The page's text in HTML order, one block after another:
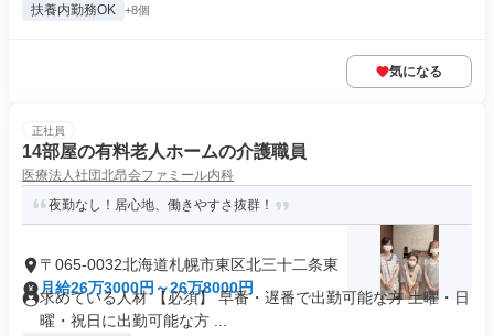
扶養内勤務OK +8個
気になる
正社員
14部屋の有料老人ホームの介護職員
医療法人社団北昂会ファミール内科
夜勤なし！居心地、働きやすさ抜群！
〒065-0032北海道札幌市東区北三十二条東
月給26万3000円～26万8000円
求めている人材 【必須】 早番・遅番で出勤可能な方 土曜・日
曜・祝日に出勤可能な方 ...